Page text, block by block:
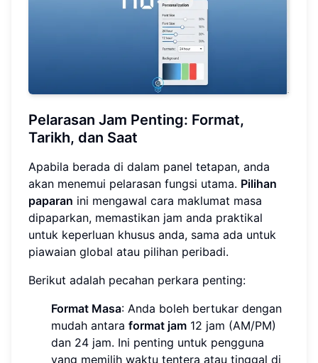
Pelarasan Jam Penting: Format,
Tarikh, dan Saat
Apabila berada di dalam panel tetapan, anda
akan menemui pelarasan fungsi utama. Pilihan
paparan ini mengawal cara maklumat masa
dipaparkan, memastikan jam anda praktikal
untuk keperluan khusus anda, sama ada untuk
piawaian global atau pilihan peribadi.
Berikut adalah pecahan perkara penting:
Format Masa: Anda boleh bertukar dengan
mudah antara format jam 12 jam (AM/PM)
dan 24 jam. Ini penting untuk pengguna
yang memilih waktu tentera atau tinggal di